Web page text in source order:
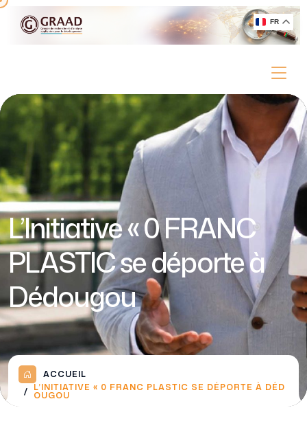
L’Initiative « 0 FRANC
PLASTIC se déporte à
Dédougou
ACCUEIL
L’INITIATIVE « 0 FRANC PLASTIC SE DÉPORTE À DÉD
OUGOU
FR